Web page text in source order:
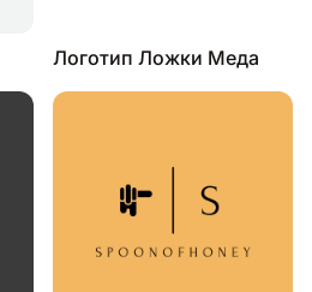
Логотип Ложки Меда